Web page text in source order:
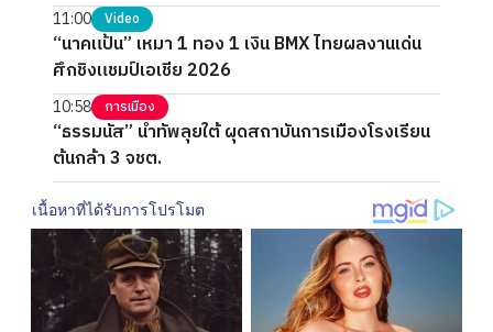
11:00 Video
“นาคแป้น” เหมา 1 ทอง 1 เงิน BMX ไทยผลงานเด่น
ศึกชิงแชมป์เอเชีย 2026
10:58 การเมือง
“ธรรมนัส” นำทัพลุยใต้ ผุดสถาบันการเมืองโรงเรียน
ต้นกล้า 3 จชต.